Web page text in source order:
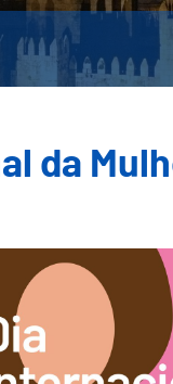
da